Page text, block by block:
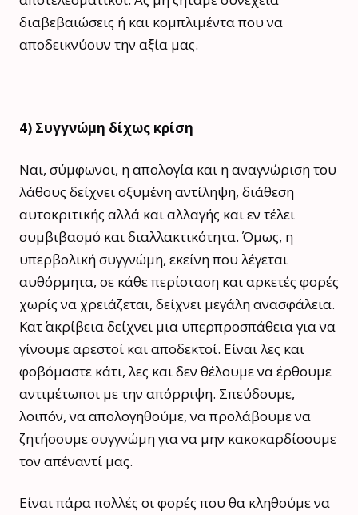
διαβεβαιώσεις ή και κομπλιμέντα που να
αποδεικνύουν την αξία μας.
4) Συγγνώμη δίχως κρίση
Ναι, σύμφωνοι, η απολογία και η αναγνώριση του
λάθους δείχνει οξυμένη αντίληψη, διάθεση
αυτοκριτικής αλλά και αλλαγής και εν τέλει
συμβιβασμό και διαλλακτικότητα. Όμως, η
υπερβολική συγγνώμη, εκείνη που λέγεται
αυθόρμητα, σε κάθε περίσταση και αρκετές φορές
χωρίς να χρειάζεται, δείχνει μεγάλη ανασφάλεια.
Κατ΄ ακρίβεια δείχνει μια υπερπροσπάθεια για να
γίνουμε αρεστοί και αποδεκτοί. Είναι λες και
φοβόμαστε κάτι, λες και δεν θέλουμε να έρθουμε
αντιμέτωποι με την απόρριψη. Σπεύδουμε,
λοιπόν, να απολογηθούμε, να προλάβουμε να
ζητήσουμε συγγνώμη για να μην κακοκαρδίσουμε
τον απέναντί μας.
Είναι πάρα πολλές οι φορές που θα κληθούμε να